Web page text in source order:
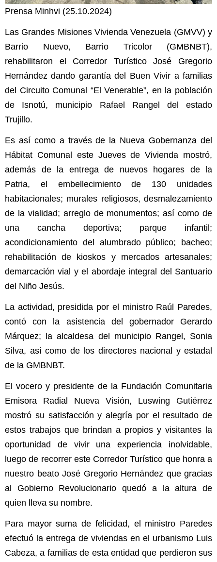
Prensa Minhvi (25.10.2024)
Las Grandes Misiones Vivienda Venezuela (GMVV) y
Barrio Nuevo, Barrio Tricolor (GMBNBT),
rehabilitaron el Corredor Turístico José Gregorio
Hernández dando garantía del Buen Vivir a familias
del Circuito Comunal “El Venerable”, en la población
de Isnotú, municipio Rafael Rangel del estado
Trujillo.
Es así como a través de la Nueva Gobernanza del
Hábitat Comunal este Jueves de Vivienda mostró,
además de la entrega de nuevos hogares de la
Patria, el embellecimiento de 130 unidades
habitacionales; murales religiosos, desmalezamiento
de la vialidad; arreglo de monumentos; así como de
una cancha deportiva; parque infantil;
acondicionamiento del alumbrado público; bacheo;
rehabilitación de kioskos y mercados artesanales;
demarcación vial y el abordaje integral del Santuario
del Niño Jesús.
La actividad, presidida por el ministro Raúl Paredes,
contó con la asistencia del gobernador Gerardo
Márquez; la alcaldesa del municipio Rangel, Sonia
Silva, así como de los directores nacional y estadal
de la GMBNBT.
El vocero y presidente de la Fundación Comunitaria
Emisora Radial Nueva Visión, Luswing Gutiérrez
mostró su satisfacción y alegría por el resultado de
estos trabajos que brindan a propios y visitantes la
oportunidad de vivir una experiencia inolvidable,
luego de recorrer este Corredor Turístico que honra a
nuestro beato José Gregorio Hernández que gracias
al Gobierno Revolucionario quedó a la altura de
quien lleva su nombre.
Para mayor suma de felicidad, el ministro Paredes
efectuó la entrega de viviendas en el urbanismo Luis
Cabeza, a familias de esta entidad que perdieron sus